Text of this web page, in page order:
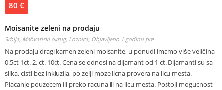
80 €
Moisanite zeleni na prodaju
Srbija, Mačvanski okrug, Loznica, Objavljeno 1 godinu pre
Na prodaju dragi kamen zeleni moisanite, u ponudi imamo više veličina
0.5ct 1ct. 2. ct. 10ct. Cena se odnosi na dijamant od 1 ct. Dijamanti su sa
slika, cisti bez inkluzija, po zelji moze licna provera na licu mesta.
Placanje pouzecem ili preko racuna ili na licu mesta. Postoji mogucnost